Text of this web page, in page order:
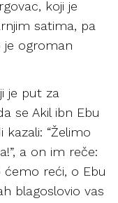
koji je
satima, pa
je ogroman
je put za
se Akil ibn Ebu
“Želimo
a on im reče:
ćemo reći, o Ebu
blagoslovio vas